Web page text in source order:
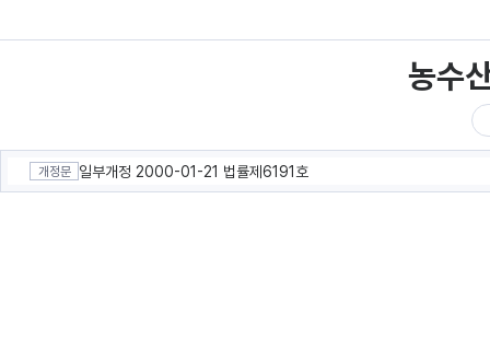
농수
개정문 일부개정 2000-01-21 법률제6191호